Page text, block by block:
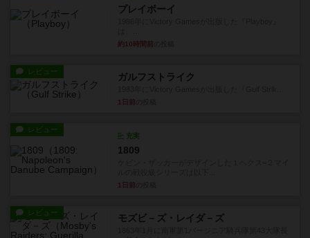
プレイボーイ
約10時間前
レビュー ガルフストライク
1日前
レビュー
充実
1809
1日前
レビュー モズビ－ズ・レイダ－ズ